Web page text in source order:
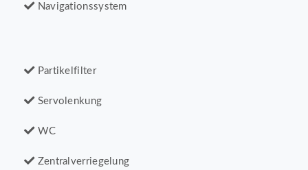
Navigationssystem
Partikelfilter
Servolenkung
WC
Zentralverriegelung